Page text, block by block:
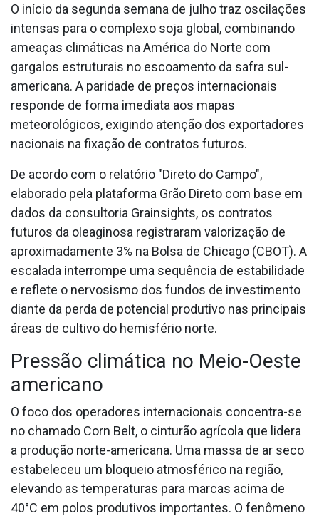
O início da segunda semana de julho traz oscilações
intensas para o complexo soja global, combinando
ameaças climáticas na América do Norte com
gargalos estruturais no escoamento da safra sul-
americana. A paridade de preços internacionais
responde de forma imediata aos mapas
meteorológicos, exigindo atenção dos exportadores
nacionais na fixação de contratos futuros.
De acordo com o relatório "Direto do Campo",
elaborado pela plataforma Grão Direto com base em
dados da consultoria Grainsights, os contratos
futuros da oleaginosa registraram valorização de
aproximadamente 3% na Bolsa de Chicago (CBOT). A
escalada interrompe uma sequência de estabilidade
e reflete o nervosismo dos fundos de investimento
diante da perda de potencial produtivo nas principais
áreas de cultivo do hemisfério norte.
Pressão climática no Meio-Oeste
americano
O foco dos operadores internacionais concentra-se
no chamado Corn Belt, o cinturão agrícola que lidera
a produção norte-americana. Uma massa de ar seco
estabeleceu um bloqueio atmosférico na região,
elevando as temperaturas para marcas acima de
40°C em polos produtivos importantes. O fenômeno